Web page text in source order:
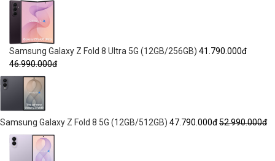
Samsung Galaxy Z Fold 8 Ultra 5G (12GB/256GB) 41.790.000đ
46.990.000đ
Samsung Galaxy Z Fold 8 5G (12GB/512GB) 47.790.000đ52.990.000đ